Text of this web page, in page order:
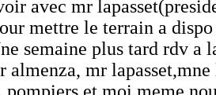
avec mr
mettre le terrain a dispo
semaine plus tard rdv a
almenza, mr